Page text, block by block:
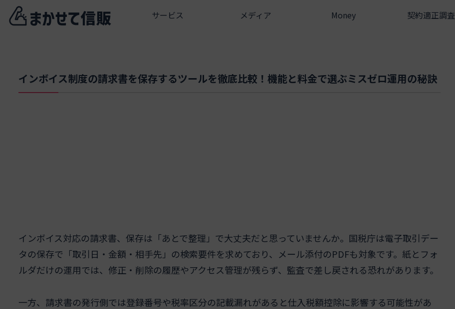
サービス メディア Money 契約適正調査
インボイス制度の請求書を保存するツールを徹底比較！機能と料金で選ぶミスゼロ運用の秘訣
インボイス対応の請求書、保存は「あとで整理」で大丈夫だと思っていませんか。国税庁は電子取引デー
タの保存で「取引日・金額・相手先」の検索要件を求めており、メール添付のPDFも対象です。紙とフォ
ルダだけの運用では、修正・削除の履歴やアクセス管理が残らず、監査で差し戻される恐れがあります。
一方、請求書の発行側では登録番号や税率区分の記載漏れがあると仕入税額控除に影響する可能性があ